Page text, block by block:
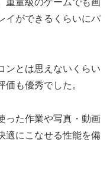
重量級のゲームでも画
イができるくらいにパ
ンとは思えないくらい
も優秀でした。
った作業や写真・動画
適にこなせる性能を備